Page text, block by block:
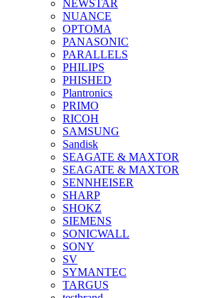
NEWSTAR
NUANCE
OPTOMA
PANASONIC
PARALLELS
PHILIPS
PHISHED
Plantronics
PRIMO
RICOH
SAMSUNG
Sandisk
SEAGATE & MAXTOR
SEAGATE & MAXTOR
SENNHEISER
SHARP
SHOKZ
SIEMENS
SONICWALL
SONY
SV
SYMANTEC
TARGUS